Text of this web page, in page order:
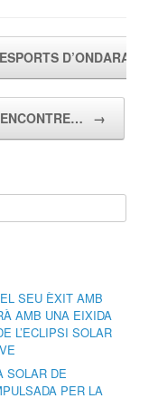
D’ONDARA…
→
EL SEU ÈXIT AMB
AMB UNA EIXIDA
L’ECLIPSI SOLAR
SOLAR DE
PER LA